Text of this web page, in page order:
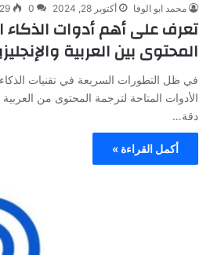
محمد ابو الوفا أكتوبر 28, 2024 0
تعرف على أهم أدوات الذكاء
المحتوى بين العربية
في ظل التطورات السريعة في تقنيات
الأدوات المتاحة لترجمة المحتوى من العربية
دقة…
أكمل القراءة »